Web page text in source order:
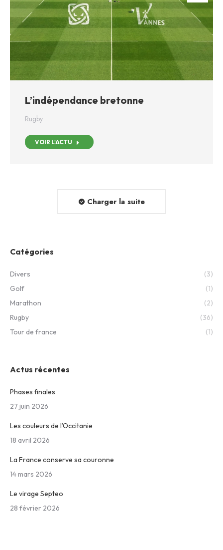
L’indépendance bretonne
Rugby
VOIR L'ACTU
Charger la suite
Catégories
Divers
(3)
Golf
(1)
Marathon
(2)
Rugby
(36)
Tour de france
(1)
Actus récentes
Phases finales
27 juin 2026
Les couleurs de l’Occitanie
18 avril 2026
La France conserve sa couronne
14 mars 2026
Le virage Septeo
28 février 2026